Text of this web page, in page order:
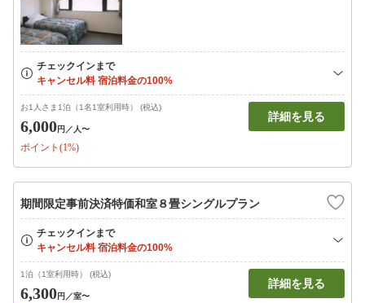
お1人さま1泊（1名1室利用時） (税込)
6,000円 ／人〜
ポイント(1%)
詳細を見る
期間限定事前決済特価和室８畳シングルプラン
1泊（1室利用時） (税込)
6,300円 ／室〜
詳細を見る